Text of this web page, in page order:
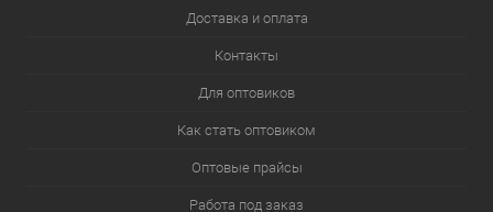
Доставка и оплата
Контакты
Для оптовиков
Как стать оптовиком
Оптовые прайсы
Работа под заказ